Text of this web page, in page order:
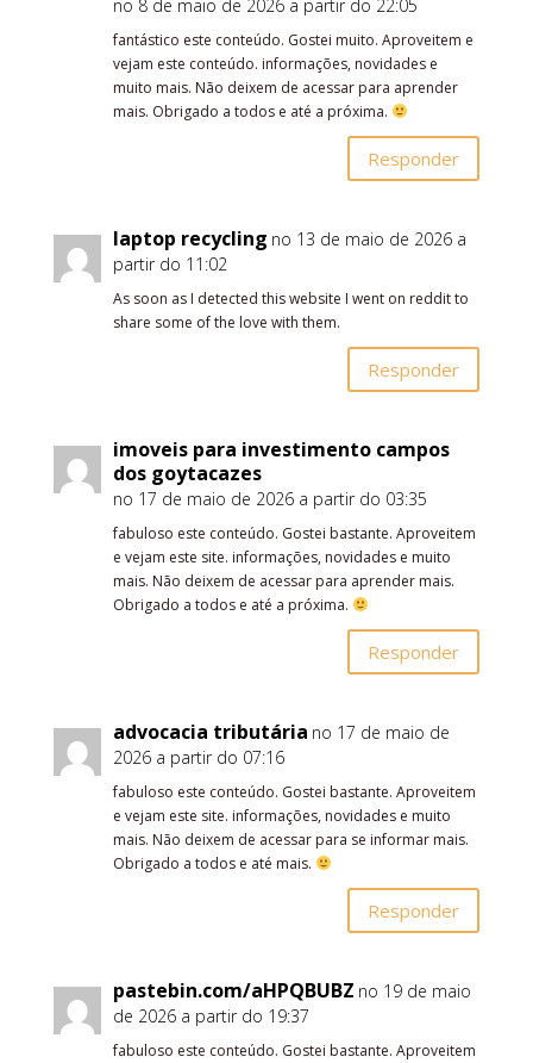
no 8 de maio de 2026 a partir do 22:05
fantástico este conteúdo. Gostei muito. Aproveitem e
vejam este conteúdo. informações, novidades e
muito mais. Não deixem de acessar para aprender
mais. Obrigado a todos e até a próxima.
Responder
laptop recycling no 13 de maio de 2026 a
partir do 11:02
As soon as I detected this website I went on reddit to
share some of the love with them.
Responder
imoveis para investimento campos
dos goytacazes
no 17 de maio de 2026 a partir do 03:35
fabuloso este conteúdo. Gostei bastante. Aproveitem
e vejam este site. informações, novidades e muito
mais. Não deixem de acessar para aprender mais.
Obrigado a todos e até a próxima.
Responder
advocacia tributária no 17 de maio de
2026 a partir do 07:16
fabuloso este conteúdo. Gostei bastante. Aproveitem
e vejam este site. informações, novidades e muito
mais. Não deixem de acessar para se informar mais.
Obrigado a todos e até mais.
Responder
pastebin.com/aHPQBUBZ no 19 de maio
de 2026 a partir do 19:37
fabuloso este conteúdo. Gostei bastante. Aproveitem